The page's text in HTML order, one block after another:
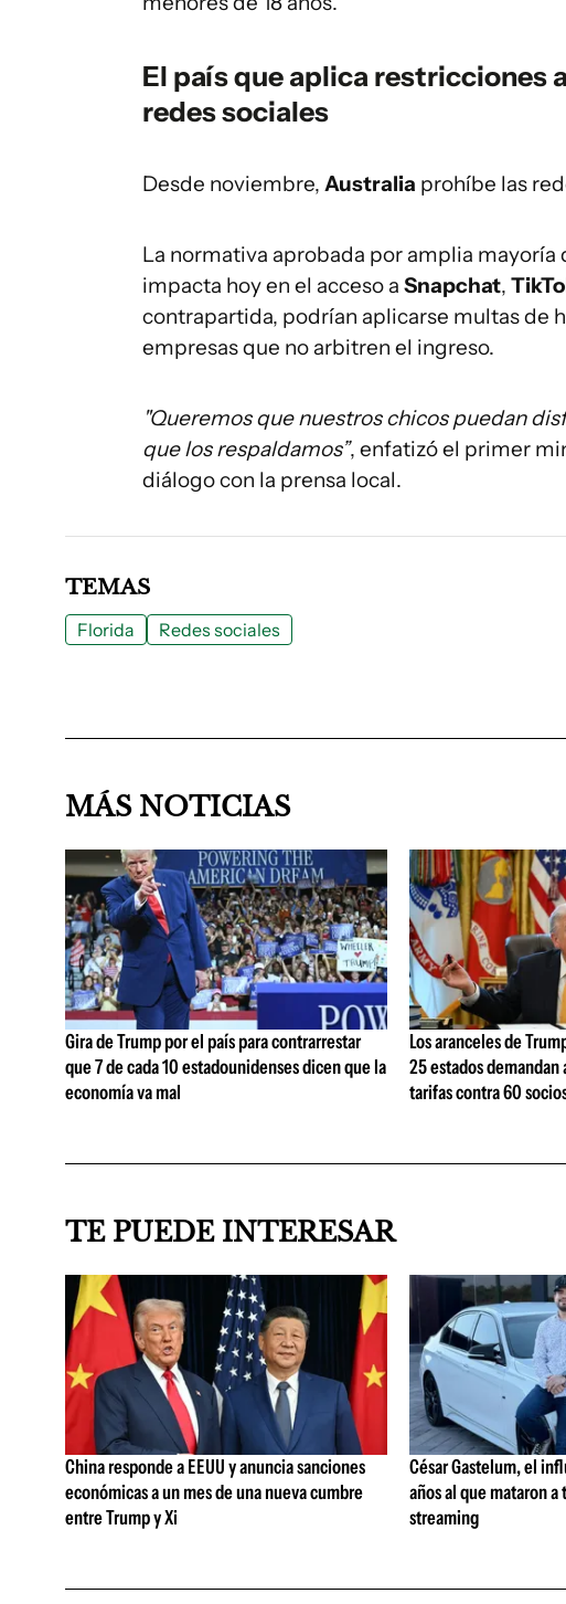
El país que aplica restricciones
redes sociales
Desde noviembre, Australia prohíbe las
La normativa aprobada por amplia mayoría
impacta hoy en el acceso a Snapchat,
contrapartida, podrían aplicarse multas de
empresas que no arbitren el ingreso.
"Queremos que nuestros chicos puedan
que los respaldamos”, enfatizó el primer
diálogo con la prensa local.
TEMAS
Florida Redes sociales
MÁS NOTICIAS
Gira de Trump por el país para contrarrestar
que 7 de cada 10 estadounidenses dicen que la
economía va mal
Los aranceles de
25 estados
tarifas contra 60
TE PUEDE INTERESAR
China responde a EEUU y anuncia sanciones
económicas a un mes de una nueva cumbre
entre Trump y Xi
César Gastelum, el
años al que mataron
streaming